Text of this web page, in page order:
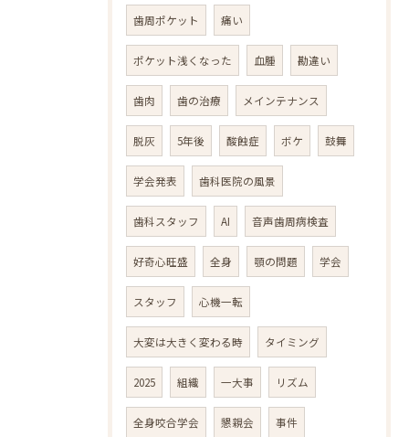
歯周ポケット 痛い
ポケット浅くなった 血腫 勘違い
歯肉 歯の治療 メインテナンス
脱灰 5年後 酸蝕症 ボケ 鼓舞
学会発表 歯科医院の風景
歯科スタッフ AI 音声歯周病検査
好奇心旺盛 全身 顎の問題 学会
スタッフ 心機一転
大変は大きく変わる時 タイミング
2025 組織 一大事 リズム
全身咬合学会 懇親会 事件